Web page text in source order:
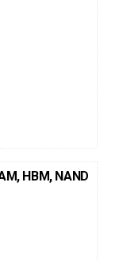
HBM, NAND